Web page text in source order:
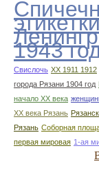
1943
Свислочь XX 1911 1912
города Рязани 1904 год
начало ХХ века
ХХ века Рязань
Рязань Соборная
первая мировая 1-ая